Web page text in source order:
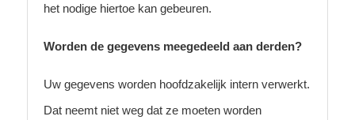
het nodige hiertoe kan gebeuren.
Worden de gegevens meegedeeld aan derden?
Uw gegevens worden hoofdzakelijk intern verwerkt.
Dat neemt niet weg dat ze moeten worden